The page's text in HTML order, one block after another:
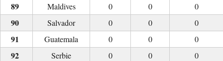
Maldives
0 0
0
Salvador
0 0
0
Guatemala
0 0
0
Serbie
0 0
0